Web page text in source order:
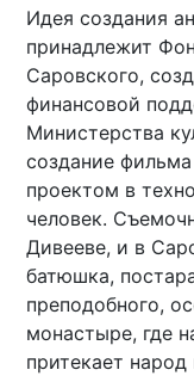
Идея создания
принадлежит
Саровского,
финансовой
Министерства
создание
проектом в
человек.
Дивееве, и в
батюшка,
преподобного,
монастыре, где
притекает